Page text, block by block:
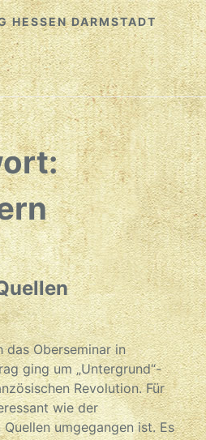
HESSEN DARMSTADT
das Oberseminar in
ging um „Untergrund“-
Revolution. Für
wie der
umgegangen ist. Es